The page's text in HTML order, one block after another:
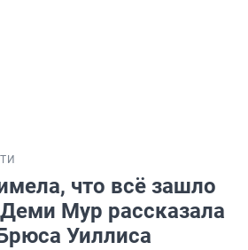
что всё зашло
Мур рассказала
Уиллиса